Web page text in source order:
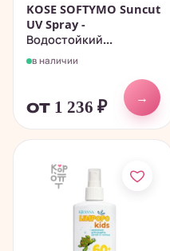
KOSE SOFTYMO Suncut
UV Spray -
Водостойкий...
в наличии
от 1 236 ₽
→